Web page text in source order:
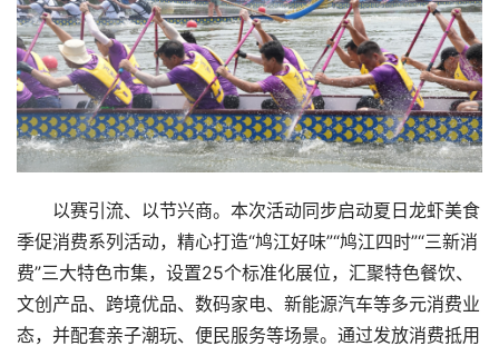
首
页
闻
公
司
以赛引流、以节兴商。本次活动同步启动夏日龙虾美食
季促消费系列活动，精心打造“鸠江好味”“鸠江四时”“三新消
费”三大特色市集，设置25个标准化展位，汇聚特色餐饮、
文创产品、跨境优品、数码家电、新能源汽车等多元消费业
态，并配套亲子潮玩、便民服务等场景。通过发放消费抵用